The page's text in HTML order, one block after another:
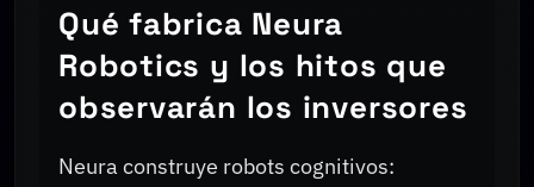
Qué fabrica Neura
Robotics y los hitos que
observarán los inversores
Neura construye robots cognitivos: